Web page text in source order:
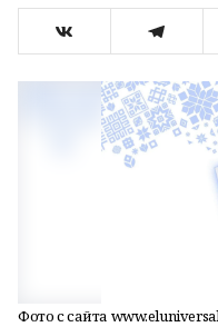
Фото с сайта